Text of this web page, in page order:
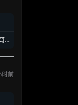
/
时前